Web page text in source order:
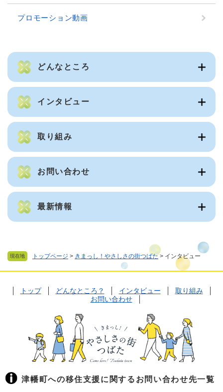
現在地 トップページ > きまっし！やさしさの街つばた > インタビュー
プロモーション動画
どんなところ
インタビュー
取り組み
お問い合わせ
最新情報
トップ どんなところ？ インタビュー
取り組み
お問い合わせ
津幡町への移住支援に関するお問い合わせ先一覧